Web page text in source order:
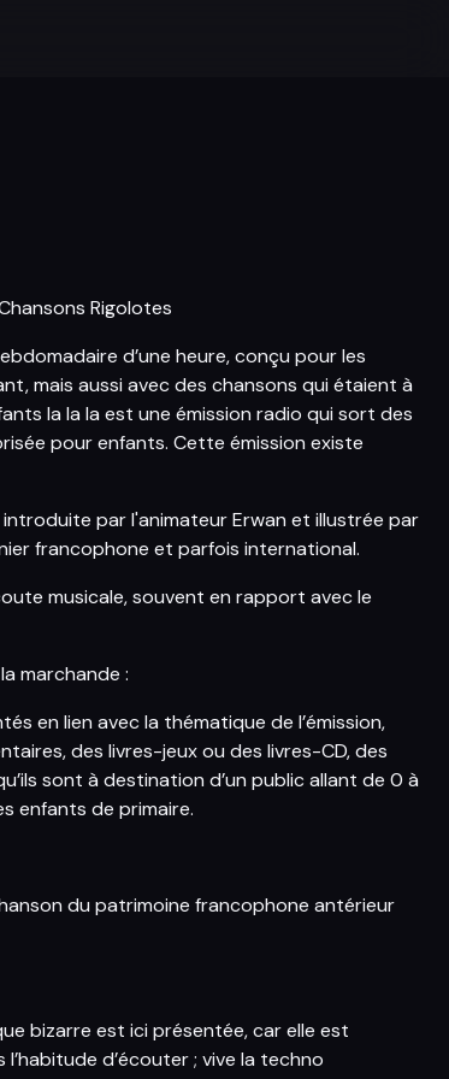
Rigolotes
d’une heure, conçu pour les
mais aussi avec des chansons qui étaient à
la la la est une émission radio qui sort des
pour enfants. Cette émission existe
par l'animateur Erwan et illustrée par
francophone et parfois international.
musicale, souvent en rapport avec le
marchande :
en lien avec la thématique de l’émission,
des livres-jeux ou des livres-CD, des
sont à destination d’un public allant de 0 à
enfants de primaire.
du patrimoine francophone antérieur
bizarre est ici présentée, car elle est
d’écouter ; vive la techno